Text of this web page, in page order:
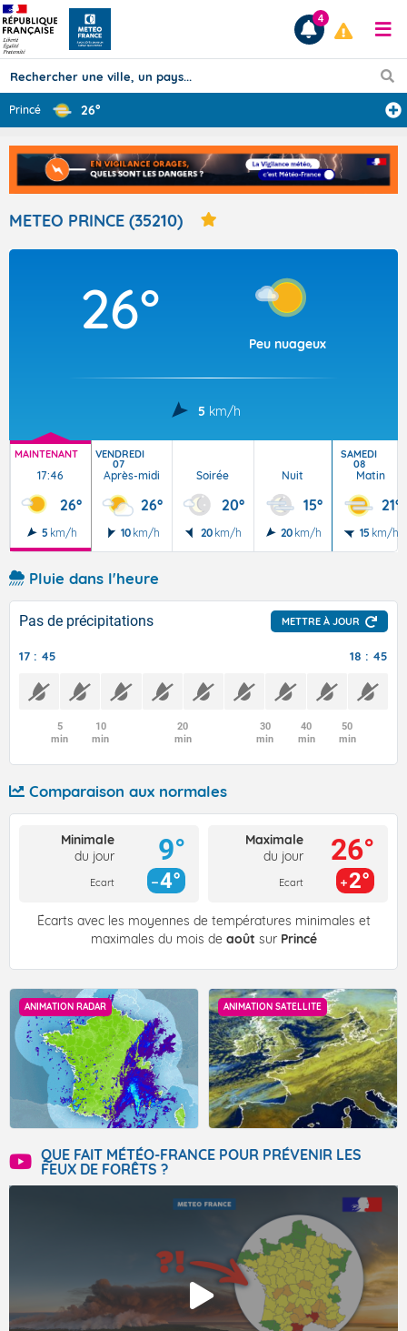
Prévisions
TOUS LES RÉSULTATS
Articles
4
Princé 26°
METEO PRINCE (35210)
26°
Peu nuageux
5 km/h
MAINTENANT
17:46
26°
5 km/h
VENDREDI
07
Après-midi
26°
10 km/h
Soirée
20°
20 km/h
Nuit
15°
20 km/h
SAMEDI
08
Matin
21°
15 km/h
Pluie dans l'heure
Pas de précipitations METTRE À JOUR
17 : 45 18 : 45
5
min
10
min
20
min
30
min
40
min
50
min
Comparaison aux normales
Minimale
du jour
Ecart
9°
4°
Maximale
du jour
Ecart
26°
2°
Écarts avec les moyennes de températures minimales et
maximales du mois de août sur Princé
ANIMATION RADAR ANIMATION SATELLITE
QUE FAIT MÉTÉO-FRANCE POUR PRÉVENIR LES
FEUX DE FORÊTS ?